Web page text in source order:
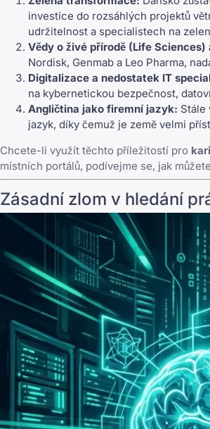
investice do rozsáhlých projektů
udržitelnost a specialistech na
Vědy o živé přírodě (Life
Nordisk, Genmab a Leo Pharma,
Digitalizace a nedostatek IT
na kybernetickou bezpečnost,
Angličtina jako firemní jazyk: Stále
jazyk, díky čemuž je země velmi
Chcete-li využít těchto příležitostí pro
místních portálů, podívejme se, jak
Zásadní zlom v hledání